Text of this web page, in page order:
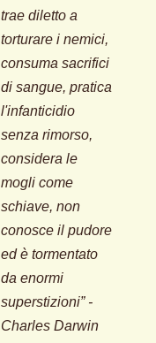
trae diletto a
torturare i nemici,
consuma sacrifici
di sangue, pratica
l'infanticidio
senza rimorso,
considera le
mogli come
schiave, non
conosce il pudore
ed è tormentato
da enormi
superstizioni” -
Charles Darwin